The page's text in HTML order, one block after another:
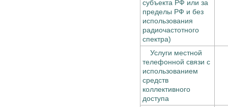
субъекта РФ или за
пределы РФ и без
использования
радиочастотного
спектра)
Услуги местной
телефонной связи с
использованием
средств
коллективного
доступа